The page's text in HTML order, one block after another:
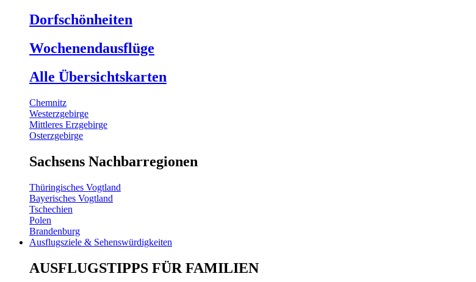
Dorfschönheiten
Wochenendausflüge
Alle Übersichtskarten
Chemnitz
Westerzgebirge
Mittleres Erzgebirge
Osterzgebirge
Sachsens Nachbarregionen
Thüringisches Vogtland
Bayerisches Vogtland
Tschechien
Polen
Brandenburg
Ausflugsziele & Sehenswürdigkeiten
AUSFLUGSTIPPS FÜR FAMILIEN